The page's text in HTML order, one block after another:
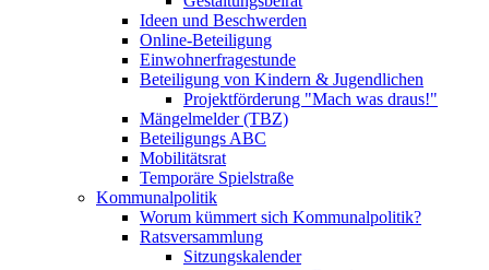
Ideen und Beschwerden
Online-Beteiligung
Einwohnerfragestunde
Beteiligung von Kindern & Jugendlichen
Projektförderung "Mach was draus!"
Mängelmelder (TBZ)
Beteiligungs ABC
Mobilitätsrat
Temporäre Spielstraße
Kommunalpolitik
Worum kümmert sich Kommunalpolitik?
Ratsversammlung
Sitzungskalender